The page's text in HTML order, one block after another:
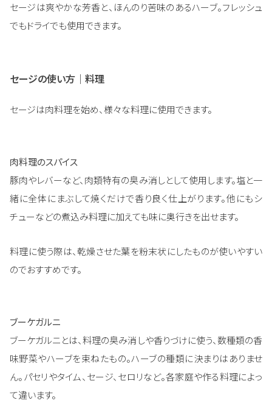
セージは爽やかな芳香と、ほんのり苦味のあるハーブ。フレッシュ
でもドライでも使用できます。
セージの使い方｜料理
セージは肉料理を始め、様々な料理に使用できます。
肉料理のスパイス
豚肉やレバーなど、肉類特有の臭み消しとして使用します。塩と一
緒に全体にまぶして焼くだけで香り良く仕上がります。他にもシ
チューなどの煮込み料理に加えても味に奥行きを出せます。
料理に使う際は、乾燥させた葉を粉末状にしたものが使いやすい
のでおすすめです。
ブーケガルニ
ブーケガルニとは、料理の臭み消しや香りづけに使う、数種類の香
味野菜やハーブを束ねたもの。ハーブの種類に決まりはありませ
ん。パセリやタイム、セージ、セロリなど。各家庭や作る料理によっ
て違います。